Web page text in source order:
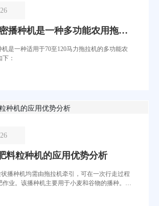
播种机是一种多功能农用拖拉
机是一种适用于70至120马力拖拉机的多功能农
：
料粒种机的应用优势分析
播种机均需由拖拉机牵引，可在一次行走过程
业。该播种机主要用于小麦和谷物的播种。通